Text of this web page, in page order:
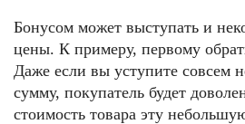
Бонусом может выступать и
цены. К примеру, первому
Даже если вы уступите совсем
сумму, покупатель будет
стоимость товара эту